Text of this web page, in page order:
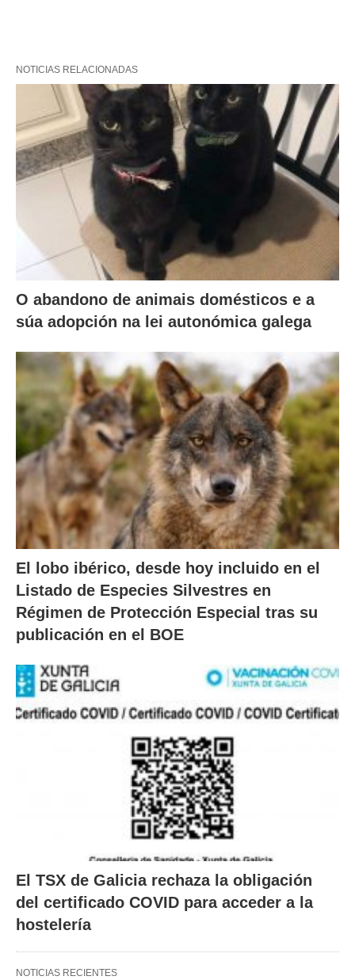
NOTICIAS RELACIONADAS
O abandono de animais domésticos e a
súa adopción na lei autonómica galega
El lobo ibérico, desde hoy incluido en el
Listado de Especies Silvestres en
Régimen de Protección Especial tras su
publicación en el BOE
El TSX de Galicia rechaza la obligación
del certificado COVID para acceder a la
hostelería
NOTICIAS RECIENTES